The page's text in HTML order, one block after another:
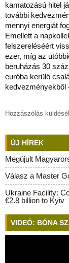
kamatozású hitel
további
mennyi energiát
Emellett a
felszereléséért
ezer, míg az
beruházás 30
euróba kerülő
kedvezményekből
Hozzászólás
ÚJ HÍREK
Megújult
Válasz a Master
Ukraine Facility:
€2.8 billion to Kyiv
VIDEÓ: BÓNA